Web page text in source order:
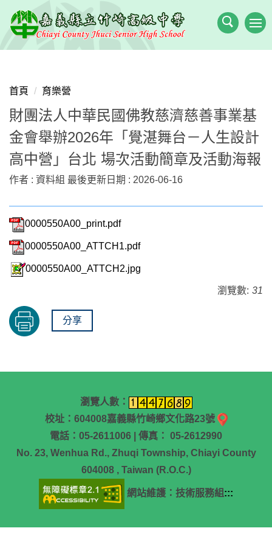
到
主
要
區
首頁 育樂營
財團法人中華民國佛教慈濟慈善事業基
金會舉辦2026年「覺湛舞台－人生設計
高中營」台北 場次活動簡章及活動海報
作者 : 資料組 最後更新日期 : 2026-06-16
0000550A00_print.pdf
0000550A00_ATTCH1.pdf
0000550A00_ATTCH2.jpg
瀏覽數: 31
分享
瀏覽人數：
校址：604008嘉義縣竹崎鄉文化路23號
電話：05-2611006 | 傳真： 05-2612990
No. 23, Wenhua Rd., Zhuqi Township, Chiayi County
604008 , Taiwan (R.O.C.)
網站維護：技術服務組 :::